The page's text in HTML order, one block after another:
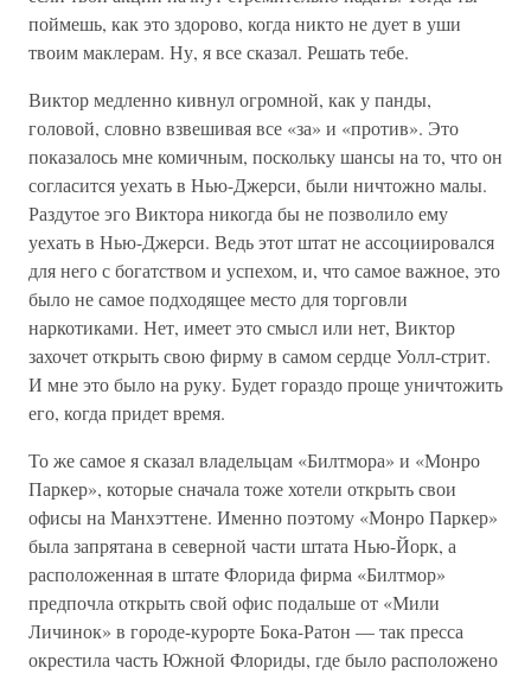
поймешь, как это здорово, когда никто не дует в уши
твоим маклерам. Ну, я все сказал. Решать тебе.
Виктор медленно кивнул огромной, как у панды,
головой, словно взвешивая все «за» и «против». Это
показалось мне комичным, поскольку шансы на то, что он
согласится уехать в Нью-Джерси, были ничтожно малы.
Раздутое эго Виктора никогда бы не позволило ему
уехать в Нью-Джерси. Ведь этот штат не ассоциировался
для него с богатством и успехом, и, что самое важное, это
было не самое подходящее место для торговли
наркотиками. Нет, имеет это смысл или нет, Виктор
захочет открыть свою фирму в самом сердце Уолл-стрит.
И мне это было на руку. Будет гораздо проще уничтожить
его, когда придет время.
То же самое я сказал владельцам «Билтмора» и «Монро
Паркер», которые сначала тоже хотели открыть свои
офисы на Манхэттене. Именно поэтому «Монро Паркер»
была запрятана в северной части штата Нью-Йорк, а
расположенная в штате Флорида фирма «Билтмор»
предпочла открыть свой офис подальше от «Мили
Личинок» в городе-курорте Бока-Ратон — так пресса
окрестила часть Южной Флориды, где было расположено